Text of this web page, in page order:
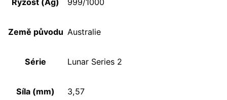
Ryzost (Ag) 999/1000
Země původu Australie
Série Lunar Series 2
Síla (mm) 3,57